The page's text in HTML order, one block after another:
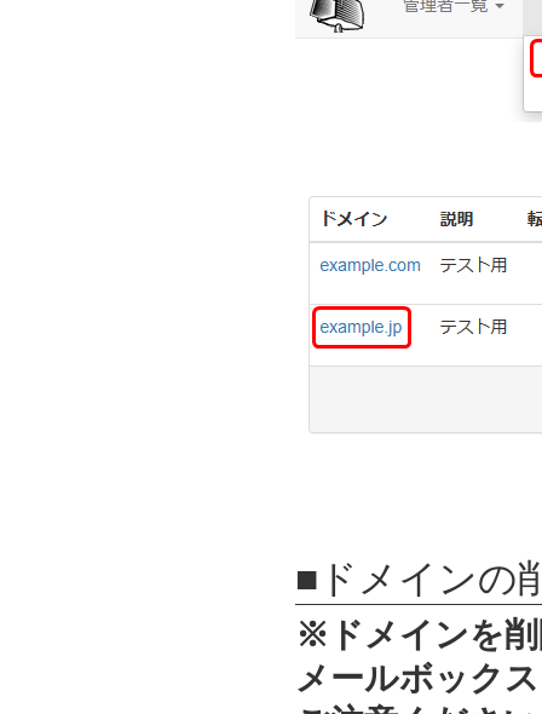
■ドメインの
※ドメインを
メールボック